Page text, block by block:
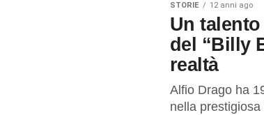
STORIE 12 anni ago
Un
del “Billy
realtà
Alfio Drago ha
nella